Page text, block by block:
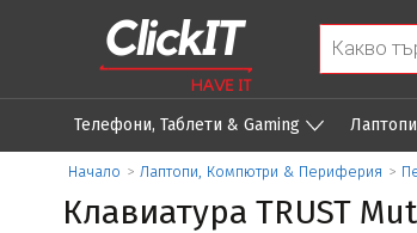
Телефони, Таблети & Gaming
Начало > Лаптопи, Компютри & Периферия >
Клавиатура TRUST